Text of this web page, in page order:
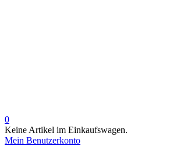
0
Keine Artikel im Einkaufswagen.
Mein Benutzerkonto